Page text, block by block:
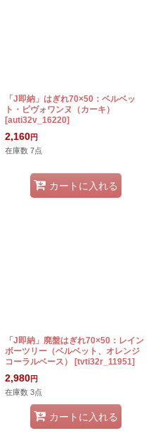
「J即納」はぎれ70×50：ベルベッ
ト・ピヴォワンヌ（カーキ）
[auti32v_16220]
2,160円
在庫数 7点
カートに入れる
「J即納」廃盤はぎれ70×50：レイン
ボーツリー（ベルベット、オレンジ
コーラルベース）
[tvti32r_11951]
2,980円
在庫数 3点
カートに入れる